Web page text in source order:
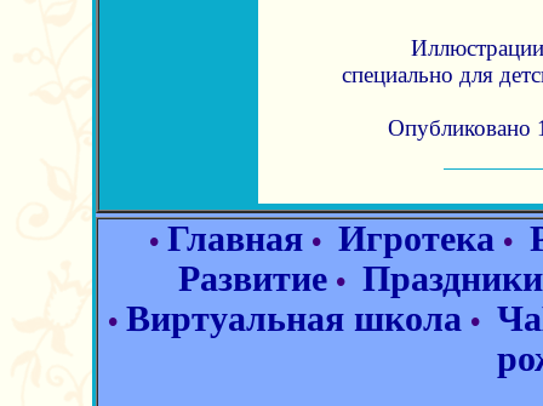
специально для
Опубликовано
• Главная • Игротека •
Развитие• Праздники
• Виртуальная школа •